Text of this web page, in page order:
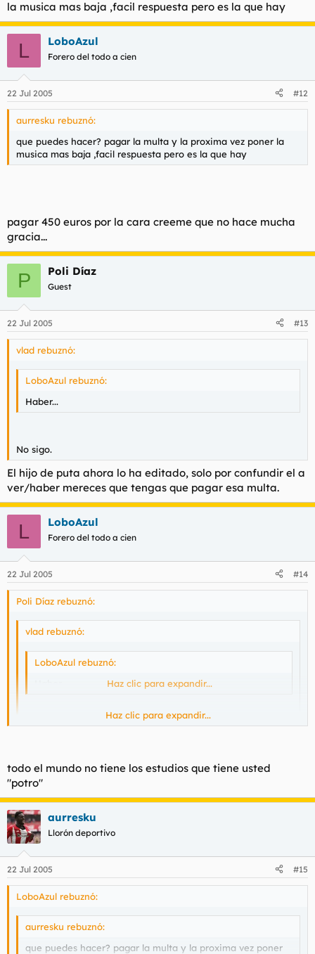
la musica mas baja ,facil respuesta pero es la que hay
L LoboAzul
Forero del todo a cien
22 Jul 2005 #12
aurresku rebuznó:
que puedes hacer? pagar la multa y la proxima vez poner la
musica mas baja ,facil respuesta pero es la que hay
pagar 450 euros por la cara creeme que no hace mucha
gracia...
P Poli Díaz
Guest
22 Jul 2005 #13
vlad rebuznó:
LoboAzul rebuznó:
Haber...
No sigo.
El hijo de puta ahora lo ha editado, solo por confundir el a
ver/haber mereces que tengas que pagar esa multa.
L LoboAzul
Forero del todo a cien
22 Jul 2005 #14
Poli Díaz rebuznó:
vlad rebuznó:
LoboAzul rebuznó:
Haz clic para expandir...
ver/haber mereces que tengas que pagar esa multa.
Haz clic para expandir...
todo el mundo no tiene los estudios que tiene usted
"potro"
aurresku
Llorón deportivo
22 Jul 2005 #15
LoboAzul rebuznó:
aurresku rebuznó:
que puedes hacer? pagar la multa y la proxima vez poner